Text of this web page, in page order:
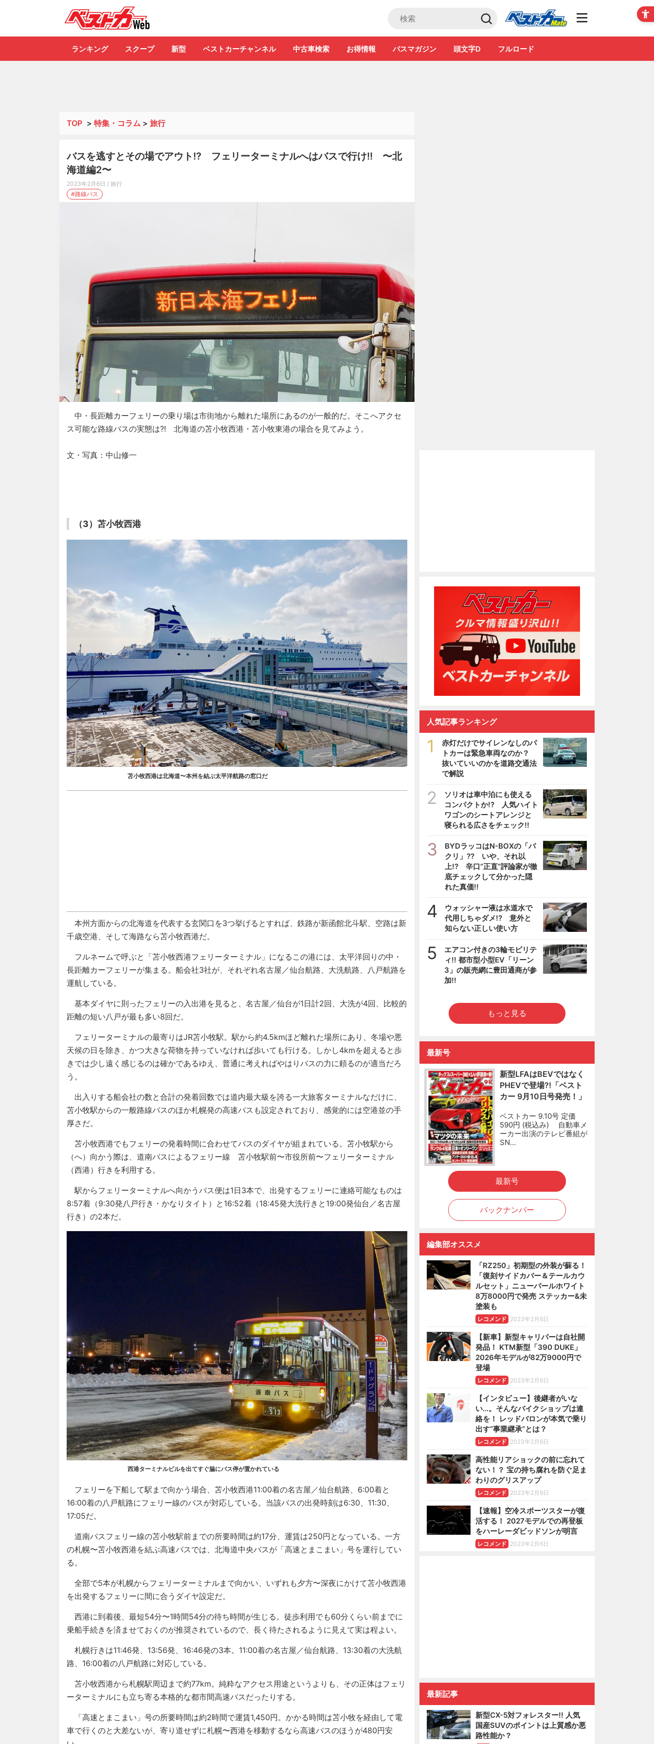
Club
ランキング スクープ 新型 ベストカーチャンネル 中古車検索 お得情報 バスマガジン 頭文字D フルロード
TOP > 特集・コラム > 旅行
バスを逃すとその場でアウト!? フェリーターミナルへはバスで行け!! 〜北
海道編2〜
2023年2月6日 / 旅行
#路線バス
中・長距離カーフェリーの乗り場は市街地から離れた場所にあるのが一般的だ。そこへアクセ
ス可能な路線バスの実態は?! 北海道の苫小牧西港・苫小牧東港の場合を見てみよう。
文・写真：中山修一
（3）苫小牧西港
苫小牧西港は北海道〜本州を結ぶ太平洋航路の窓口だ
本州方面からの北海道を代表する玄関口を3つ挙げるとすれば、鉄路が新函館北斗駅、空路は新
千歳空港、そして海路なら苫小牧西港だ。
フルネームで呼ぶと「苫小牧西港フェリーターミナル」になるこの港には、太平洋回りの中・
長距離カーフェリーが集まる。船会社3社が、それぞれ名古屋／仙台航路、大洗航路、八戸航路を
運航している。
基本ダイヤに則ったフェリーの入出港を見ると、名古屋／仙台が1日計2回、大洗が4回、比較的
距離の短い八戸が最も多い8回だ。
フェリーターミナルの最寄りはJR苫小牧駅。駅から約4.5kmほど離れた場所にあり、冬場や悪
天候の日を除き、かつ大きな荷物を持っていなければ歩いても行ける。しかし4kmを超えると歩
きでは少し遠く感じるのは確かであるゆえ、普通に考えればやはりバスの力に頼るのが適当だろ
う。
出入りする船会社の数と合計の発着回数では道内最大級を誇る一大旅客ターミナルなだけに、
苫小牧駅からの一般路線バスのほか札幌発の高速バスも設定されており、感覚的には空港並の手
厚さだ。
苫小牧西港でもフェリーの発着時間に合わせてバスのダイヤが組まれている。苫小牧駅から
（へ）向かう際は、道南バスによるフェリー線 苫小牧駅前〜市役所前〜フェリーターミナル
（西港）行きを利用する。
駅からフェリーターミナルへ向かうバス便は1日3本で、出発するフェリーに連絡可能なものは
8:57着（9:30発八戸行き・かなりタイト）と16:52着（18:45発大洗行きと19:00発仙台／名古屋
行き）の2本だ。
西港ターミナルビルを出てすぐ脇にバス停が置かれている
フェリーを下船して駅まで向かう場合、苫小牧西港11:00着の名古屋／仙台航路、6:00着と
16:00着の八戸航路にフェリー線のバスが対応している。当該バスの出発時刻は6:30、11:30、
17:05だ。
道南バスフェリー線の苫小牧駅前までの所要時間は約17分、運賃は250円となっている。一方
の札幌〜苫小牧西港を結ぶ高速バスでは、北海道中央バスが「高速とまこまい」号を運行してい
る。
全部で5本が札幌からフェリーターミナルまで向かい、いずれも夕方〜深夜にかけて苫小牧西港
を出発するフェリーに間に合うダイヤ設定だ。
西港に到着後、最短54分〜1時間54分の待ち時間が生じる。徒歩利用でも60分くらい前までに
乗船手続きを済ませておくのが推奨されているので、長く待たされるように見えて実は程よい。
札幌行きは11:46発、13:56発、16:46発の3本。11:00着の名古屋／仙台航路、13:30着の大洗航
路、16:00着の八戸航路に対応している。
苫小牧西港から札幌駅周辺まで約77km。純粋なアクセス用途というよりも、その正体はフェリ
ーターミナルにも立ち寄る本格的な都市間高速バスだったりする。
「高速とまこまい」号の所要時間は約2時間で運賃1,450円。かかる時間は苫小牧を経由して電
車で行くのと大差ないが、寄り道せずに札幌〜西港を移動するなら高速バスのほうが480円安
人気記事ランキング
1
赤灯だけでサイレンなしのパ
トカーは緊急車両なのか？
抜いていいのかを道路交通法
で解説
2
ソリオは車中泊にも使える
コンパクトか!? 人気ハイト
ワゴンのシートアレンジと
寝られる広さをチェック!!
3
BYDラッコはN-BOXの「パ
クリ」?? いや、それ以
上!? 辛口”正直”評論家が徹
底チェックして分かった隠
れた真価!!
4
ウォッシャー液は水道水で
代用しちゃダメ!? 意外と
知らない正しい使い方
5
エアコン付きの3輪モビリテ
ィ!! 都市型小型EV「リーン
3」の販売網に豊田通商が参
加!!
もっと見る
最新号
新型LFAはBEVではなく
PHEVで登場?!「ベスト
カー 9月10日号発売！」
ベストカー 9.10号 定価
590円 (税込み) 自動車メ
ーカー出演のテレビ番組が
SN…
最新号
バックナンバー
編集部オススメ
「RZ250」初期型の外装が蘇る！
「復刻サイドカバー＆テールカウ
ルセット」ニューパールホワイト
8万8000円で発売 ステッカー&未
塗装も
レコメンド 2023年2月6日
【新車】新型キャリパーは自社開
発品！ KTM新型「390 DUKE」
2026年モデルが82万9000円で
登場
レコメンド 2023年2月6日
【インタビュー】後継者がいな
い…。そんなバイクショップは連
絡を！ レッドバロンが本気で乗り
出す“事業継承”とは？
レコメンド 2023年2月6日
高性能リアショックの前に忘れて
ない！？ 宝の持ち腐れを防ぐ足ま
わりのグリスアップ
レコメンド 2023年2月6日
【速報】空冷スポーツスターが復
活する！ 2027モデルでの再登板
をハーレーダビッドソンが明言
レコメンド 2023年2月6日
最新記事
新型CX-5対フォレスター!! 人気
国産SUVのポイントは上質感か悪
路性能か？